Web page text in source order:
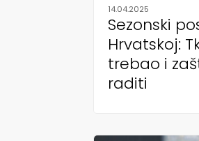
14.04.2025
Sezonski
Hrvatskoj:
trebao i
raditi